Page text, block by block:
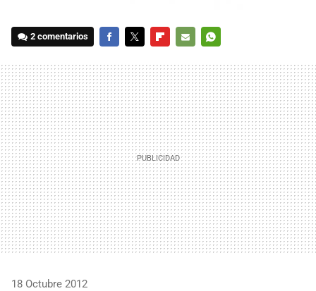
2 comentarios
MAIL
18 Octubre 2012